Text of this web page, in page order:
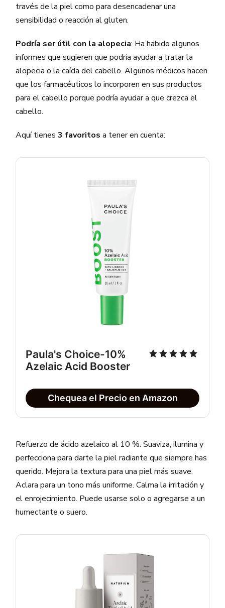
través de la piel como para desencadenar una
sensibilidad o reacción al gluten.
Podría ser útil con la alopecia: Ha habido algunos
informes que sugieren que podría ayudar a tratar la
alopecia o la caída del cabello. Algunos médicos hacen
que los farmacéuticos lo incorporen en sus productos
para el cabello porque podría ayudar a que crezca el
cabello.
Aquí tienes3 favoritosa tener en cuenta:
Paula's Choice-10%
Azelaic Acid Booster
Chequea el Precio en Amazon
Refuerzo de ácido azelaico al 10 %. Suaviza, ilumina y
perfecciona para darte la piel radiante que siempre has
querido. Mejora la textura para una piel más suave.
Aclara para un tono más uniforme. Calma la irritación y
el enrojecimiento. Puede usarse solo o agregarse a un
humectante o suero.